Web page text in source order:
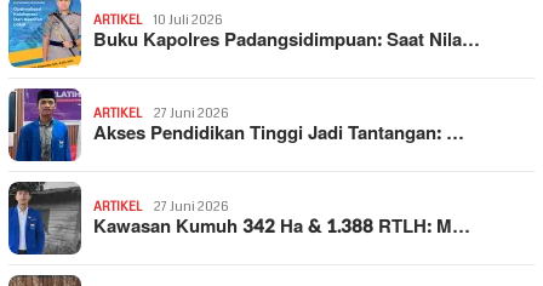
ARTIKEL 10 Juli 2026
Buku Kapolres Padangsidimpuan: Saat Nila…
ARTIKEL 27 Juni 2026
Akses Pendidikan Tinggi Jadi Tantangan: …
ARTIKEL 27 Juni 2026
Kawasan Kumuh 342 Ha & 1.388 RTLH: M…